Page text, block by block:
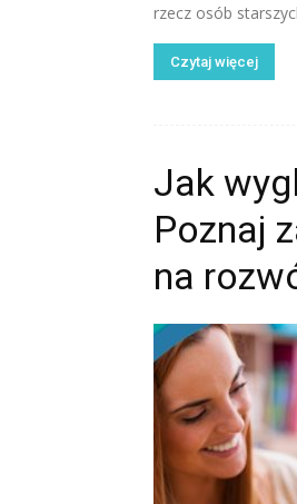
rzecz osób
Czytaj więcej
Jak
Poznaj
na